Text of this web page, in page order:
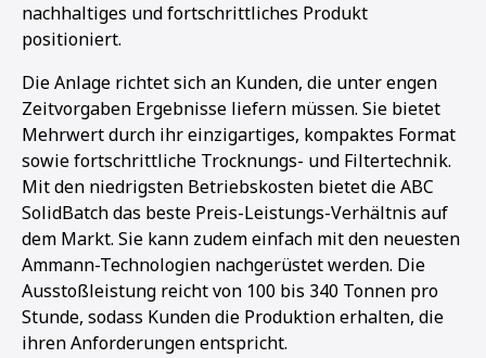
nachhaltiges und fortschrittliches Produkt
positioniert.
Die Anlage richtet sich an Kunden, die unter engen
Zeitvorgaben Ergebnisse liefern müssen. Sie bietet
Mehrwert durch ihr einzigartiges, kompaktes Format
sowie fortschrittliche Trocknungs- und Filtertechnik.
Mit den niedrigsten Betriebskosten bietet die ABC
SolidBatch das beste Preis-Leistungs-Verhältnis auf
dem Markt. Sie kann zudem einfach mit den neuesten
Ammann-Technologien nachgerüstet werden. Die
Ausstoßleistung reicht von 100 bis 340 Tonnen pro
Stunde, sodass Kunden die Produktion erhalten, die
ihren Anforderungen entspricht.